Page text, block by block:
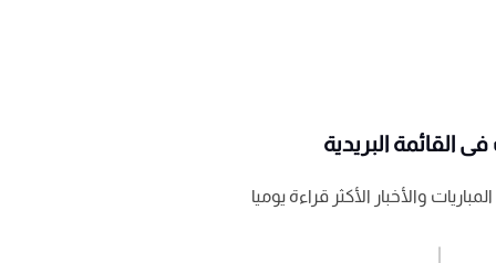
القائمة البريدية
والأخبار الأكثر قراءة يوميا